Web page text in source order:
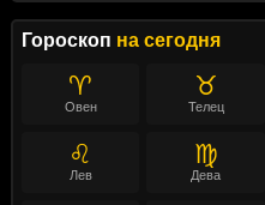
Гороскоп на сегодня
♈
Овен
♉
Телец
♌
Лев
♍
Дева